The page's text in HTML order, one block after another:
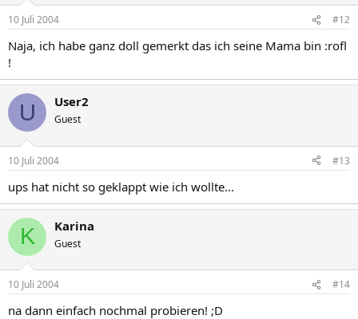
10 Juli 2004 #12
Naja, ich habe ganz doll gemerkt das ich seine Mama bin :rofl
!
U User2
Guest
10 Juli 2004 #13
ups hat nicht so geklappt wie ich wollte...
K Karina
Guest
10 Juli 2004 #14
na dann einfach nochmal probieren! ;D